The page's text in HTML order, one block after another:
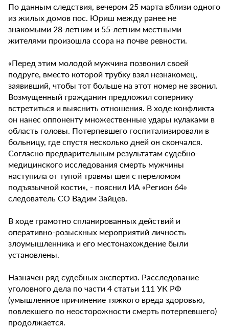
По данным следствия, вечером 25 марта вблизи одного
из жилых домов пос. Юриш между ранее не
знакомыми 28-летним и 55-летним местными
жителями произошла ссора на почве ревности.
«Перед этим молодой мужчина позвонил своей
подруге, вместо которой трубку взял незнакомец,
заявивший, чтобы тот больше на этот номер не звонил.
Возмущенный гражданин предложил сопернику
встретиться и выяснить отношения. В ходе конфликта
он нанес оппоненту множественные удары кулаками в
область головы. Потерпевшего госпитализировали в
больницу, где спустя несколько дней он скончался.
Согласно предварительным результатам судебно-
медицинского исследования смерть мужчины
наступила от тупой травмы шеи с переломом
подъязычной кости», - пояснил ИА «Регион 64»
следователь СО Вадим Зайцев.
В ходе грамотно спланированных действий и
оперативно-розыскных мероприятий личность
злоумышленника и его местонахождение были
установлены.
Назначен ряд судебных экспертиз. Расследование
уголовного дела по части 4 статьи 111 УК РФ
(умышленное причинение тяжкого вреда здоровью,
повлекшего по неосторожности смерть потерпевшего)
продолжается.